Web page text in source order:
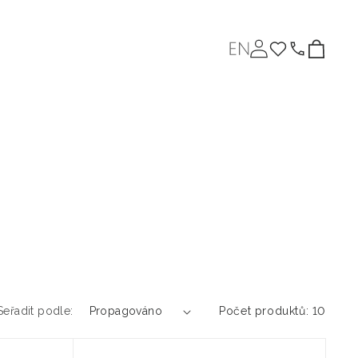
Přihlásit
se
Košík
podle: Počet produktů: 10